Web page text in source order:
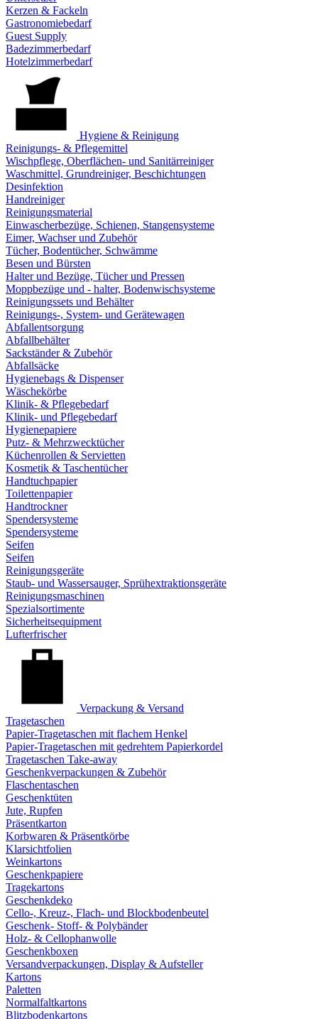
Kerzen & Fackeln
Gastronomiebedarf
Guest Supply
Badezimmerbedarf
Hotelzimmerbedarf
Hygiene & Reinigung
Reinigungs- & Pflegemittel
Wischpflege, Oberflächen- und Sanitärreiniger
Waschmittel, Grundreiniger, Beschichtungen
Desinfektion
Handreiniger
Reinigungsmaterial
Einwascherbezüge, Schienen, Stangensysteme
Eimer, Wachser und Zubehör
Tücher, Bodentücher, Schwämme
Besen und Bürsten
Halter und Bezüge, Tücher und Pressen
Moppbezüge und - halter, Bodenwischsysteme
Reinigungssets und Behälter
Reinigungs-, System- und Gerätewagen
Abfallentsorgung
Abfallbehälter
Sackständer & Zubehör
Abfallsäcke
Hygienebags & Dispenser
Wäschekörbe
Klinik- & Pflegebedarf
Klinik- und Pflegebedarf
Hygienepapiere
Putz- & Mehrzwecktücher
Küchenrollen & Servietten
Kosmetik & Taschentücher
Handtuchpapier
Toilettenpapier
Handtrockner
Spendersysteme
Spendersysteme
Seifen
Seifen
Reinigungsgeräte
Staub- und Wassersauger, Sprühextraktionsgeräte
Reinigungsmaschinen
Spezialsortimente
Sicherheitsequipment
Lufterfrischer
Verpackung & Versand
Tragetaschen
Papier-Tragetaschen mit flachem Henkel
Papier-Tragetaschen mit gedrehtem Papierkordel
Tragetaschen Take-away
Geschenkverpackungen & Zubehör
Flaschentaschen
Geschenktüten
Jute, Rupfen
Präsentkarton
Korbwaren & Präsentkörbe
Klarsichtfolien
Weinkartons
Geschenkpapiere
Tragekartons
Geschenkdeko
Cello-, Kreuz-, Flach- und Blockbodenbeutel
Geschenk- Stoff- & Polybänder
Holz- & Cellophanwolle
Geschenkboxen
Versandverpackungen, Display & Aufsteller
Kartons
Paletten
Normalfaltkartons
Blitzbodenkartons